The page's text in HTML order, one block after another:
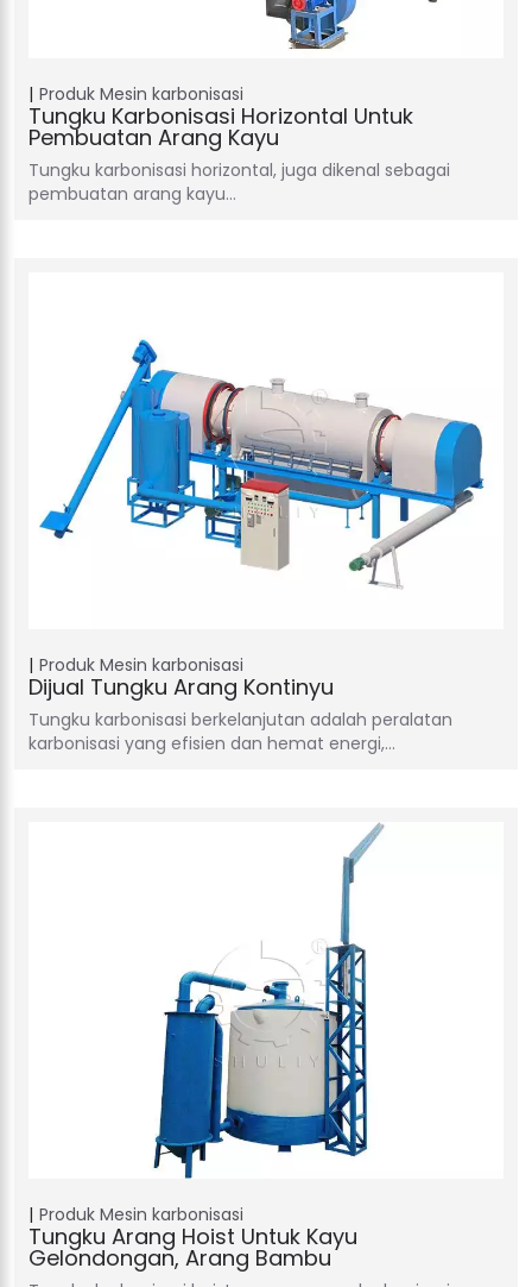
Produk Mesin karbonisasi
Tungku Karbonisasi Horizontal Untuk
Pembuatan Arang Kayu
Tungku karbonisasi horizontal, juga dikenal sebagai
pembuatan arang kayu…
Produk Mesin karbonisasi
Dijual Tungku Arang Kontinyu
Tungku karbonisasi berkelanjutan adalah peralatan
karbonisasi yang efisien dan hemat energi,…
Produk Mesin karbonisasi
Tungku Arang Hoist Untuk Kayu
Gelondongan, Arang Bambu